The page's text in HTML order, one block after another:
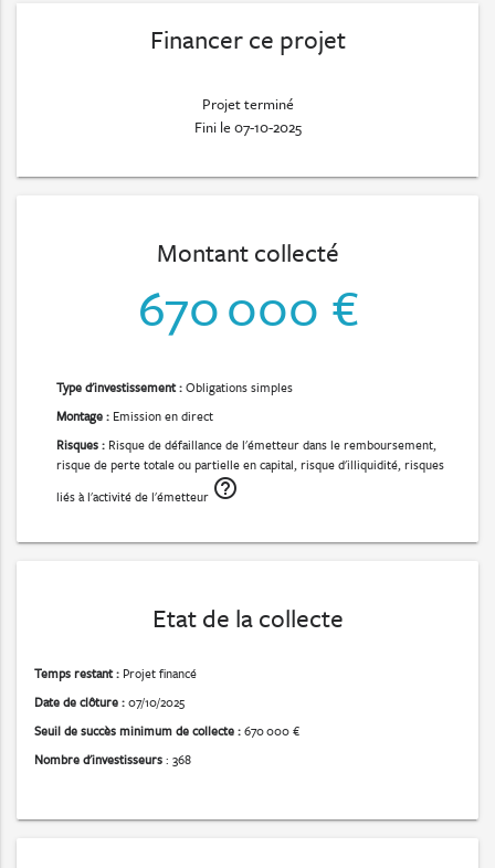
Financer ce projet
Projet terminé
Fini le 07-10-2025
Montant collecté
670 000 €
Type d'investissement :Obligations simples
Montage : Emission en direct
Risques : Risque de défaillance de l'émetteur dans le remboursement,
risque de perte totale ou partielle en capital, risque d'illiquidité, risques
liés à l'activité de l'émetteur help_outline
Etat de la collecte
Temps restant : Projet financé
Date de clôture :07/10/2025
Seuil de succès minimum de collecte :670 000 €
Nombre d'investisseurs: 368